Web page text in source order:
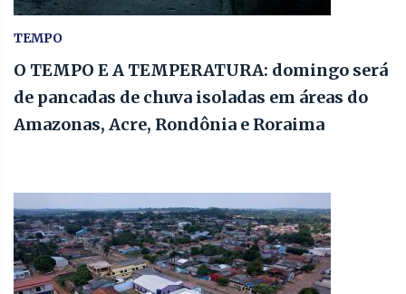
TEMPO
O TEMPO E A TEMPERATURA: domingo será
de pancadas de chuva isoladas em áreas do
Amazonas, Acre, Rondônia e Roraima